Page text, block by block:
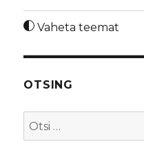
Vaheta teemat
OTSING
Otsi: